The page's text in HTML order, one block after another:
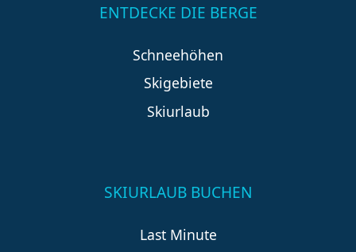
ENTDECKE DIE BERGE
Schneehöhen
Skigebiete
Skiurlaub
SKIURLAUB BUCHEN
Last Minute